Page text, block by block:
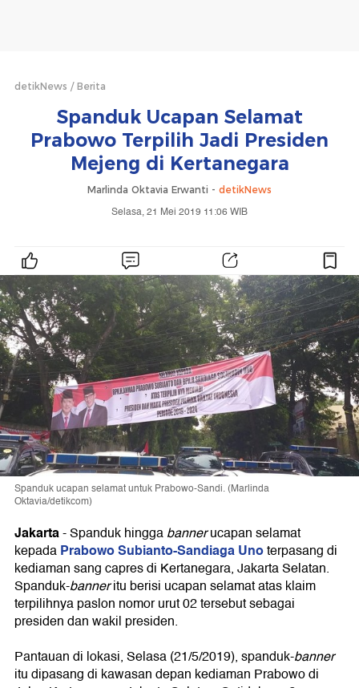
detikNews Berita
Spanduk Ucapan Selamat
Prabowo Terpilih Jadi Presiden
Mejeng di Kertanegara
Marlinda Oktavia Erwanti - detikNews
Selasa, 21 Mei 2019 11:06 WIB
Spanduk ucapan selamat untuk Prabowo-Sandi. (Marlinda
Oktavia/detikcom)
Jakarta-Spanduk hinggabannerucapan selamat
kepadaPrabowo Subianto-Sandiaga Unoterpasang di
kediaman sang capres di Kertanegara, Jakarta Selatan.
Spanduk-banneritu berisi ucapan selamat atas klaim
terpilihnya paslon nomor urut 02 tersebut sebagai
presiden dan wakil presiden.
Pantauan di lokasi, Selasa (21/5/2019), spanduk-banner
itu dipasang di kawasan depan kediaman Prabowo di